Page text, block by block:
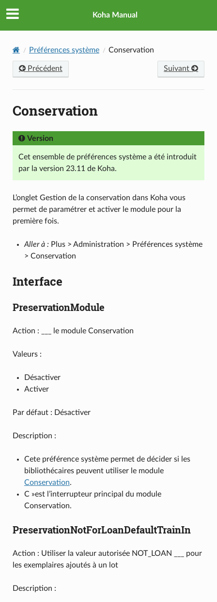
Koha Manual
Préférences système Conservation
Précédent Suivant
Conservation
Version
Cet ensemble de préférences système a été introduit
par la version 23.11 de Koha.
L’onglet Gestion de la conservation dans Koha vous
permet de paramétrer et activer le module pour la
première fois.
Aller à :Plus > Administration > Préférences système
> Conservation
Interface
PreservationModule
Action : ___ le module Conservation
Valeurs :
Désactiver
Activer
Par défaut : Désactiver
Description :
Cete préférence système permet de décider si les
bibliothécaires peuvent utiliser le module
Conservation.
C »est l’interrupteur principal du module
Conservation.
PreservationNotForLoanDefaultTrainIn
Action : Utiliser la valeur autorisée NOT_LOAN ___ pour
les exemplaires ajoutés à un lot
Description :